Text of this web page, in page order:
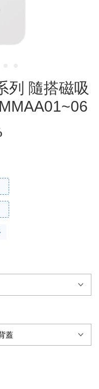
列 隨搭磁吸